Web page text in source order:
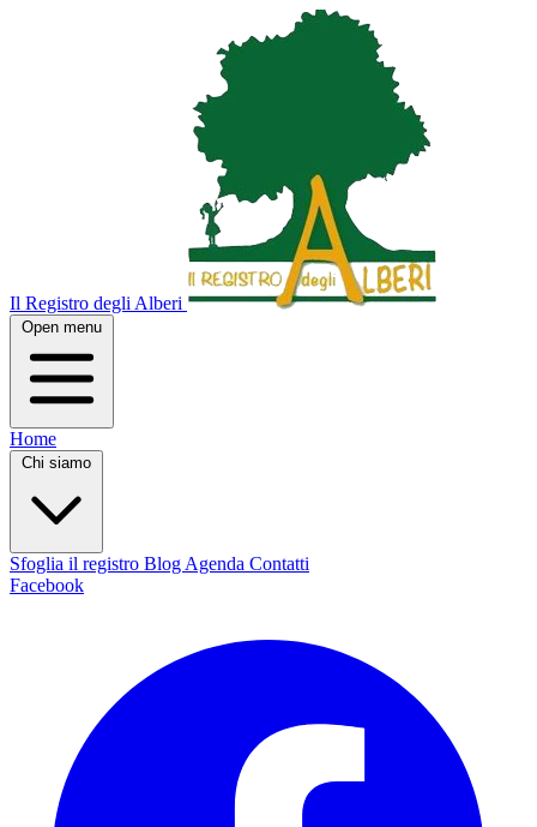
Il Registro degli Alberi
Open menu
Home
Chi siamo
Sfoglia il registro Blog Agenda Contatti
Facebook